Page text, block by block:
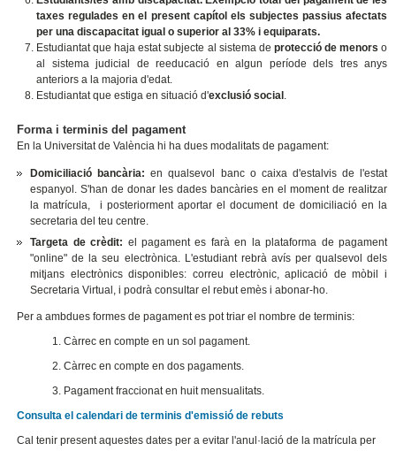
taxes regulades en el present capítol els subjectes passius afectats
per una discapacitat igual o superior al 33% i equiparats.
Estudiantat que haja estat subjecte al sistema de protecció de menors o
al sistema judicial de reeducació en algun període dels tres anys
anteriors a la majoria d'edat.
Estudiantat que estiga en situació d'exclusió social .
Forma i terminis del pagament
En la Universitat de València hi ha dues modalitats de pagament:
Domiciliació bancària: en qualsevol banc o caixa d'estalvis de l'estat
espanyol. S'han de donar les dades bancàries en el moment de realitzar
la matrícula, i posteriorment aportar el document de domiciliació en la
secretaria del teu centre.
Targeta de crèdit: el pagament es farà en la plataforma de pagament
"online" de la seu electrònica. L'estudiant rebrà avís per qualsevol dels
mitjans electrònics disponibles: correu electrònic, aplicació de mòbil i
Secretaria Virtual, i podrà consultar el rebut emès i abonar-ho.
Per a ambdues formes de pagament es pot triar el nombre de terminis:
1. Càrrec en compte en un sol pagament.
2. Càrrec en compte en dos pagaments.
3. Pagament fraccionat en huit mensualitats.
Consulta el calendari de terminis d'emissió de rebuts
Cal tenir present aquestes dates per a evitar l'anul·lació de la matrícula per